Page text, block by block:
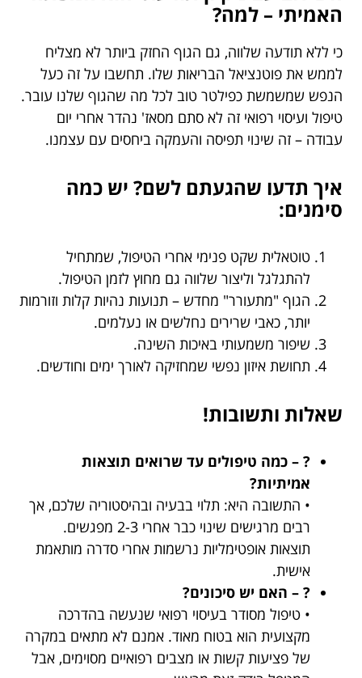
האמיתי – למה?
כי ללא תודעה שלווה, גם הגוף החזק ביותר לא מצליח
לממש את פוטנציאל הבריאות שלו. תחשבו על זה כעל
הנפש שמשמשת כפילטר טוב לכל מה שהגוף שלנו עובר.
טיפול ועיסוי רפואי זה לא סתם מסאז' נהדר אחרי יום
עבודה – זה שינוי תפיסה והעמקה ביחסים עם עצמנו.
איך תדעו שהגעתם לשם? יש כמה
סימנים:
טוטאלית שקט פנימי אחרי הטיפול, שמתחיל
להתגלגל וליצור שלווה גם מחוץ לזמן הטיפול.
הגוף "מתעורר" מחדש – תנועות נהיות קלות וזורמות
יותר, כאבי שרירים נחלשים או נעלמים.
שיפור משמעותי באיכות השינה.
תחושת איזון נפשי שמחזיקה לאורך ימים וחודשים.
שאלות ותשובות!
? – כמה טיפולים עד שרואים תוצאות
אמיתיות?
• התשובה היא: תלוי בבעיה ובהיסטוריה שלכם, אך
רבים מרגישים שינוי כבר אחרי 2-3 מפגשים.
תוצאות אופטימליות נרשמות אחרי סדרה מותאמת
אישית.
? – האם יש סיכונים?
• טיפול מסודר בעיסוי רפואי שנעשה בהדרכה
מקצועית הוא בטוח מאוד. אמנם לא מתאים במקרה
של פציעות קשות או מצבים רפואיים מסוימים, אבל